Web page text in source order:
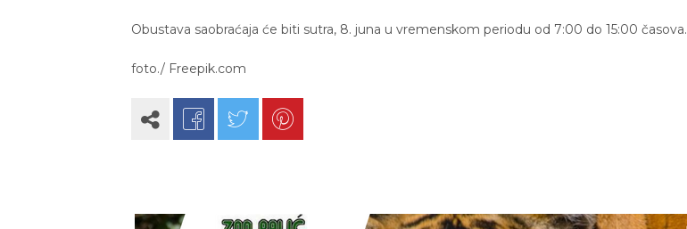
Obustava saobraćaja će biti sutra, 8. juna u vremenskom periodu od 7:00 do 15:00 časova.
foto./ Freepik.com